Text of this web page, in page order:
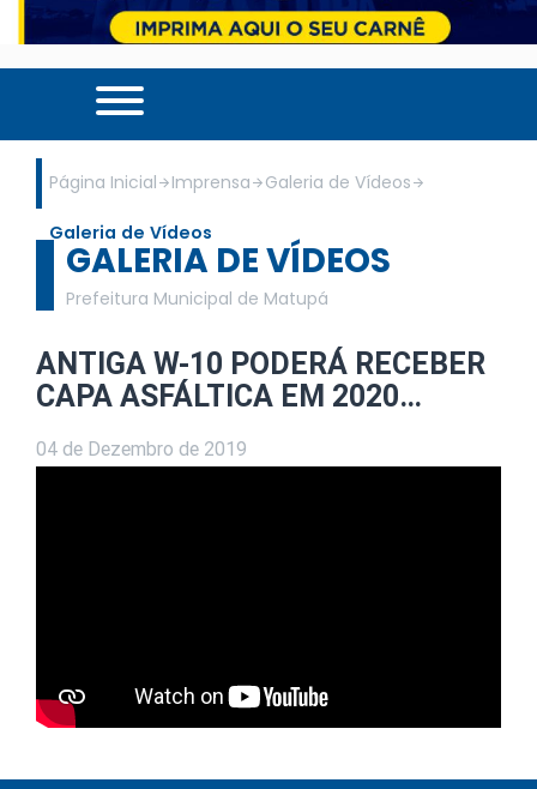
Página Inicial Imprensa Galeria de Vídeos
Galeria de Vídeos
GALERIA DE VÍDEOS
Prefeitura Municipal de Matupá
ANTIGA W-10 PODERÁ RECEBER
CAPA ASFÁLTICA EM 2020…
04 de Dezembro de 2019